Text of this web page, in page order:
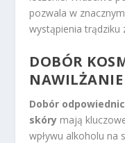
pozwala w
wystąpienia trądziku
DOBÓR
NAWILŻANIE
Dobór
skóry mają
wpływu alkoholu na